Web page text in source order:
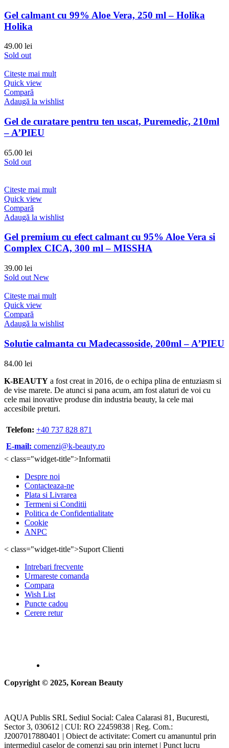
Gel calmant cu 99% Aloe Vera, 250 ml – Holika
Holika
49.00 lei
Sold out
Citește mai mult
Quick view
Compară
Adaugă la wishlist
Gel de curatare pentru ten uscat, Puremedic, 210ml
– A’PIEU
65.00 lei
Sold out
Citește mai mult
Quick view
Compară
Adaugă la wishlist
Gel premium cu efect calmant cu 95% Aloe Vera si
Complex CICA, 300 ml – MISSHA
39.00 lei
Sold out New
Citește mai mult
Quick view
Compară
Adaugă la wishlist
Solutie calmanta cu Madecassoside, 200ml – A’PIEU
84.00 lei
K-BEAUTY a fost creat in 2016, de o echipa plina de entuziasm si
de vise marete. De atunci si pana acum, am fost alaturi de voi cu
cele mai inovative produse din industria beauty, la cele mai
accesibile preturi.
Telefon: +40 737 828 871
E-mail: comenzi@k-beauty.ro
< class="widget-title">Informatii
Despre noi
Contacteaza-ne
Plata si Livrarea
Termeni si Conditii
Politica de Confidentialitate
Cookie
ANPC
< class="widget-title">Suport Clienti
Intrebari frecvente
Urmareste comanda
Compara
Wish List
Puncte cadou
Cerere retur
Copyright © 2025, Korean Beauty
AQUA Publis SRL Sediul Social: Calea Calarasi 81, Bucuresti,
Sector 3, 030612 | CUI: RO 22459838 | Reg. Com.:
J2007017880401 | Obiect de activitate: Comert cu amanuntul prin
intermediul caselor de comenzi sau prin internet | Punct lucru